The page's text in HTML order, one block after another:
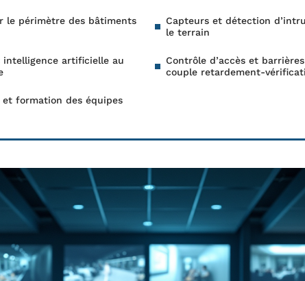
le périmètre des bâtiments
Capteurs et détection
le terrain
intelligence artificielle au
Contrôle d’accès et
couple retardement-
et formation des équipes